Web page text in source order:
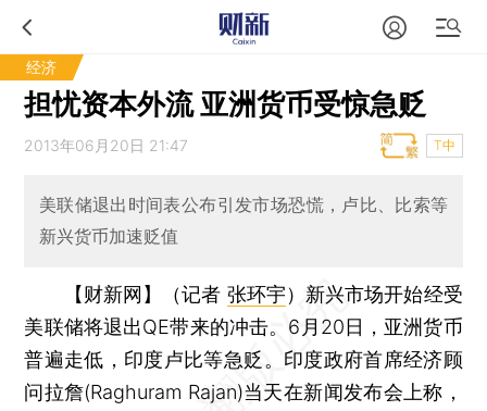
经济
担忧资本外流 亚洲货币受惊急贬
2013年06月20日 21:47 T中
美联储退出时间表公布引发市场恐慌，卢比、比索等
新兴货币加速贬值
【财新网】（记者 张环宇） 新兴市场开始经受
美联储将退出QE带来的冲击。6月20日，亚洲货币
普遍走低，印度卢比等急贬。印度政府首席经济顾
问拉詹(Raghuram Rajan)当天在新闻发布会上称，